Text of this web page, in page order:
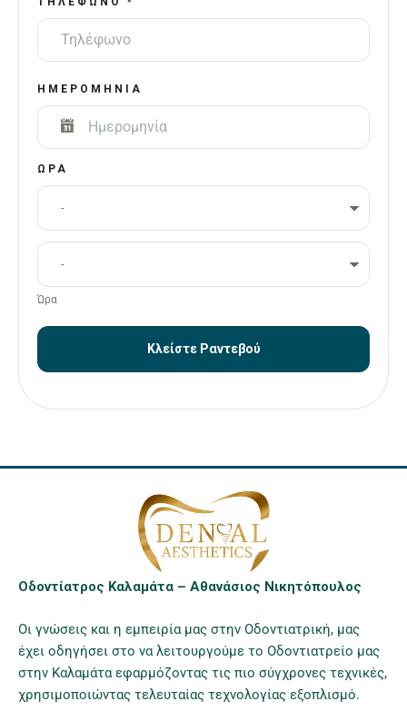
ΗΜΕΡΟΜΗΝΊΑ
ΩΡΑ
Ώρα
Κλείστε Ραντεβού
Οδοντίατρος Καλαμάτα – Αθανάσιος Νικητόπουλος
Οι γνώσεις και η εμπειρία μας στην Οδοντιατρική, μας
έχει οδηγήσει στο να λειτουργούμε το Οδοντιατρείο μας
στην Καλαμάτα εφαρμόζοντας τις πιο σύγχρονες τεχνικές,
χρησιμοποιώντας τελευταίας τεχνολογίας εξοπλισμό.